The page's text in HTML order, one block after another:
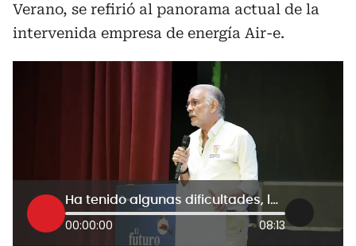
Verano, se refirió al panorama actual de la
intervenida empresa de energía Air-e.
Ha tenido algunas dificultades, la situación financiera no es la mejor: Verano sobre Air-e
00:00:00 08:13